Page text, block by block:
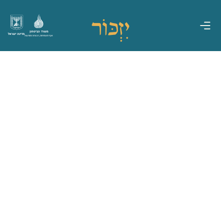
מדינת ישראל
משרד הביטחון
אגף משפחות, הנצחה ומורשת